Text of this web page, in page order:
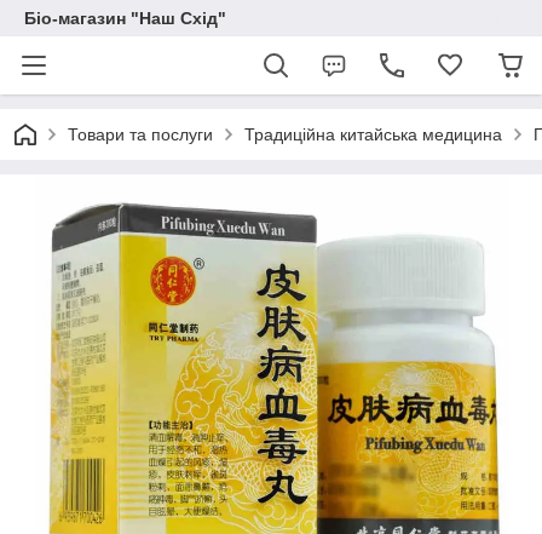
Біо-магазин "Наш Схід"
Товари та послуги Традиційна китайська медицина